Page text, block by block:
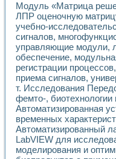
Учебный
Учебный
Виртуальный
Управление
Аппаратно-
Разработка
Учебный
Виртуальная
Модуль «Матрица
ЛПР оценочную
учебно-
сигналов,
управляющие модули,
обеспечение,
регистрации процессов,
приема сигналов,
т. Исследования
фемто-, биотехнологии
Автоматизированная
временных
Автоматизированный
LabVIEW для
моделирования и